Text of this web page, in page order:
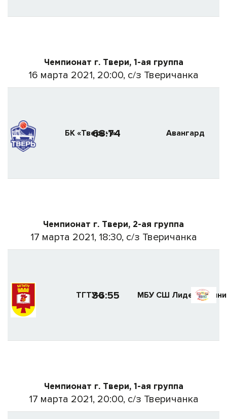
Чемпионат г. Твери, 1-ая группа
16 марта 2021, 20:00, с/з Тверичанка
БК «Тверь-1»
68:74 Авангард
Чемпионат г. Твери, 2-ая группа
17 марта 2021, 18:30, с/з Тверичанка
ТГТУ-336:55 МБУ СШ Лидер
Чемпионат г. Твери, 1-ая группа
17 марта 2021, 20:00, с/з Тверичанка